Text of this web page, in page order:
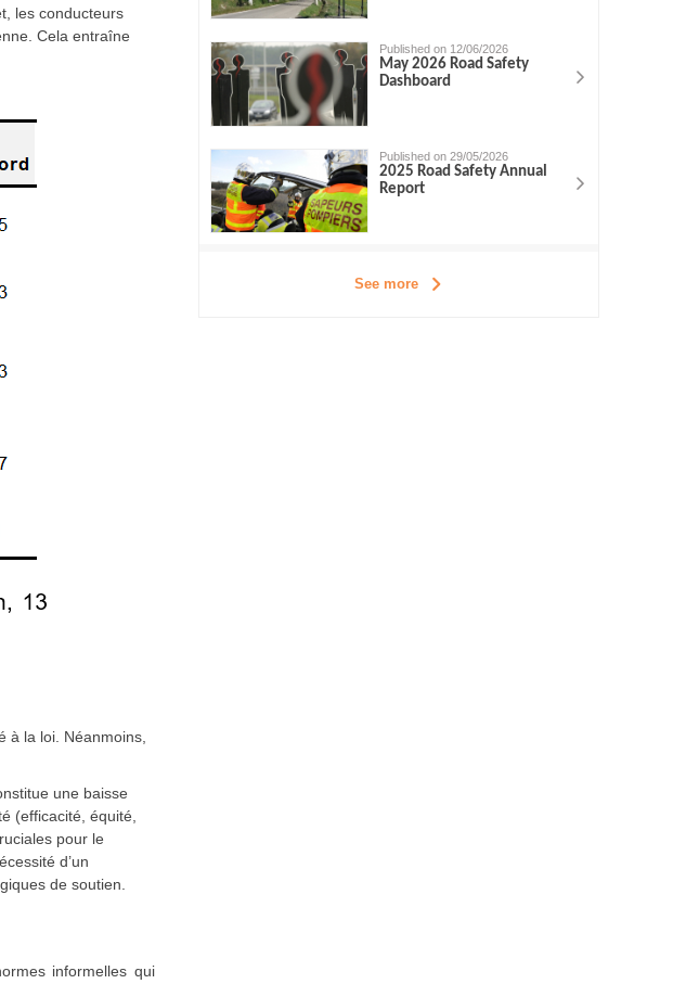
les conducteurs
Cela entraîne
à la loi. Néanmoins,
une baisse
(efficacité, équité,
pour le
d’un
de soutien.
informelles qui
Published on 12/06/2026
May 2026 Road Safety
Dashboard
Published on 29/05/2026
2025 Road Safety Annual
Report
See more